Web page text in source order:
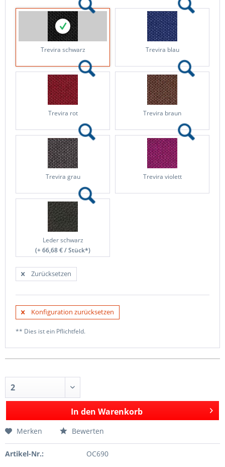
Trevira schwarz Trevira blau
Trevira rot Trevira braun
Trevira grau Trevira violett
Leder schwarz
(+ 66,68 € / Stück*)
Zurücksetzen
Konfiguration zurücksetzen
** Dies ist ein Pflichtfeld.
In den Warenkorb
Merken Bewerten
Artikel-Nr.: OC690